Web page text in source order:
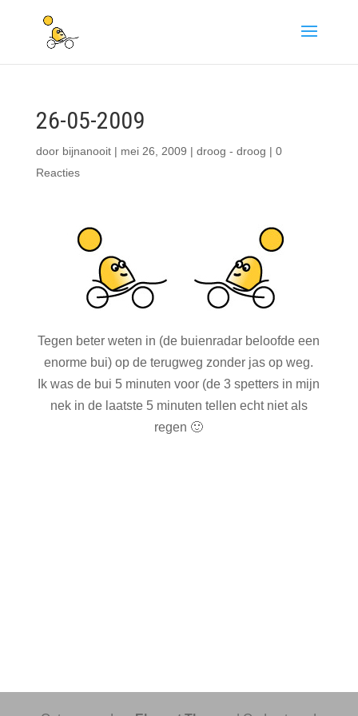
26-05-2009
door bijnanooit| mei 26, 2009 | droog - droog | 0
Reacties
Tegen beter weten in (de buienradar beloofde een
enorme bui) op de terugweg zonder jas op weg.
Ik was de bui 5 minuten voor (de 3 spetters in mijn
nek in de laatste 5 minuten tellen echt niet als
regen 🙂